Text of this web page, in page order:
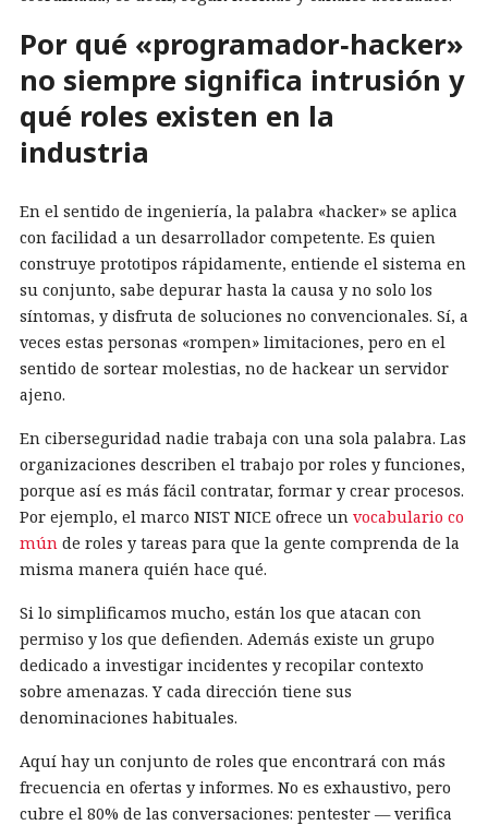
Por qué «programador‑hacker»
no siempre significa intrusión y
qué roles existen en la
industria
En el sentido de ingeniería, la palabra «hacker» se aplica
con facilidad a un desarrollador competente. Es quien
construye prototipos rápidamente, entiende el sistema en
su conjunto, sabe depurar hasta la causa y no solo los
síntomas, y disfruta de soluciones no convencionales. Sí, a
veces estas personas «rompen» limitaciones, pero en el
sentido de sortear molestias, no de hackear un servidor
ajeno.
En ciberseguridad nadie trabaja con una sola palabra. Las
organizaciones describen el trabajo por roles y funciones,
porque así es más fácil contratar, formar y crear procesos.
Por ejemplo, el marco NIST NICE ofrece un vocabulario co
mún de roles y tareas para que la gente comprenda de la
misma manera quién hace qué.
Si lo simplificamos mucho, están los que atacan con
permiso y los que defienden. Además existe un grupo
dedicado a investigar incidentes y recopilar contexto
sobre amenazas. Y cada dirección tiene sus
denominaciones habituales.
Aquí hay un conjunto de roles que encontrará con más
frecuencia en ofertas y informes. No es exhaustivo, pero
cubre el 80% de las conversaciones: pentester — verifica